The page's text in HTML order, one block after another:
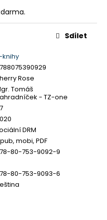
knihy
Rose
Tomáš
- TZ-one
DRM
mobi, PDF
80-753-9092-9
80-753-9093-6
Sdílet